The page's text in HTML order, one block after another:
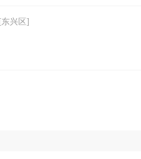
[东兴区]